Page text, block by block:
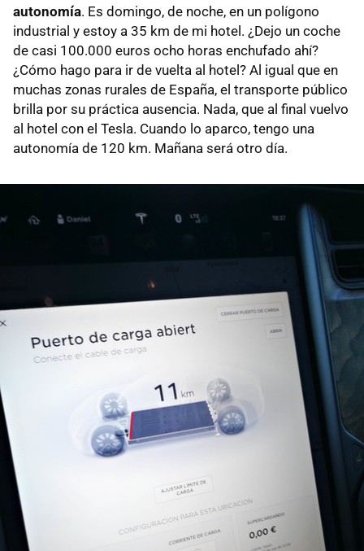
autonomía. Es domingo, de noche, en un polígono
industrial y estoy a 35 km de mi hotel. ¿Dejo un coche
de casi 100.000 euros ocho horas enchufado ahí?
¿Cómo hago para ir de vuelta al hotel? Al igual que en
muchas zonas rurales de España, el transporte público
brilla por su práctica ausencia. Nada, que al final vuelvo
al hotel con el Tesla. Cuando lo aparco, tengo una
autonomía de 120 km. Mañana será otro día.